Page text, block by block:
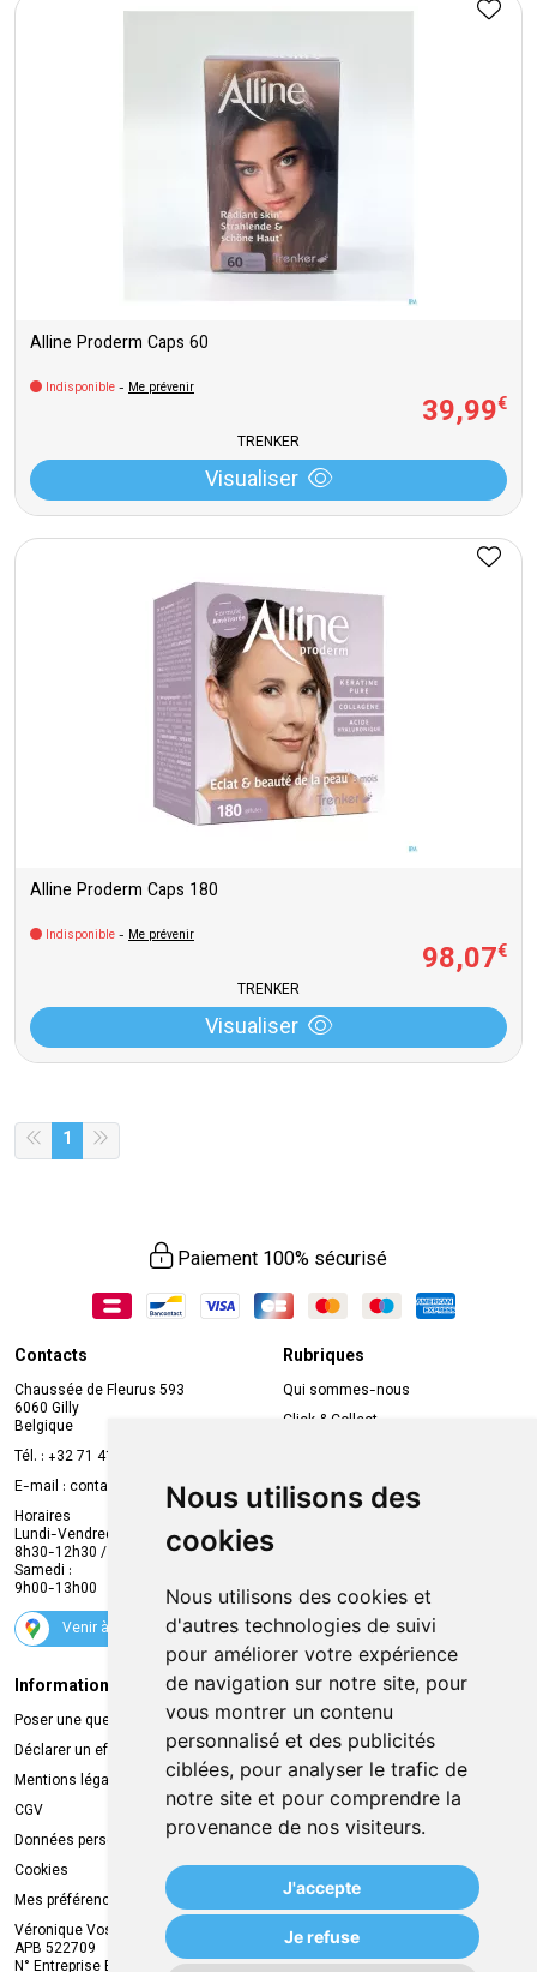
Nous utilisons des
cookies
Nous utilisons des cookies et
d'autres technologies de suivi
pour améliorer votre expérience
de navigation sur notre site, pour
vous montrer un contenu
personnalisé et des publicités
ciblées, pour analyser le trafic de
notre site et pour comprendre la
provenance de nos visiteurs.
J'accepte
Je refuse
Alline Proderm Caps 60
Indisponible - Me prévenir
39,99€
TRENKER
Visualiser
Alline Proderm Caps 180
Indisponible - Me prévenir
98,07€
TRENKER
Visualiser
1
Paiement 100% sécurisé
Contacts
Chaussée de Fleurus 593
6060 Gilly
Belgique
Tél. : +32 71 41 32 10
E-mail : contact
mvapharma.be
Horaires
Lundi-Vendredi :
8h30-12h30 / 13h30-18h30
Samedi :
9h00-13h00
Venir à la pharmacie
Rubriques
Qui sommes-nous
Click & Collect
Compte professionnel
Envoi d’ordonnance
Suivez-nous
Informations légales
Poser une question
Déclarer un effet indésirable
Mentions légales
CGV
Données personnelles
Cookies
Mes préférences Cookies
Véronique Vos
APB 522709
N° Entreprise BE0749.944.612
Livraison
Retrait à la pharmacie
Livraison chez vous
Livraison dans un Point Relais